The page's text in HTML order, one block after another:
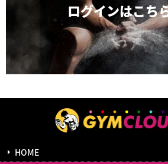
ログインはこち
HOME